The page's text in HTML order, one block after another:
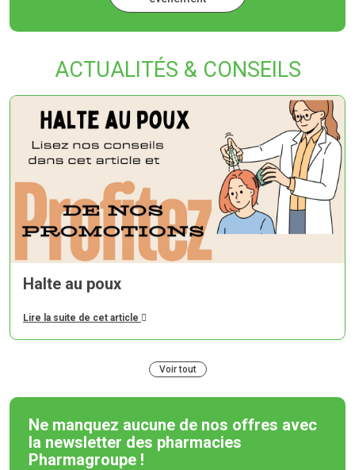
ACTUALITÉS & CONSEILS
Halte au poux
Lire la suite de cet article
Voir tout
Ne manquez aucune de nos offres avec
la newsletter des pharmacies
Pharmagroupe !